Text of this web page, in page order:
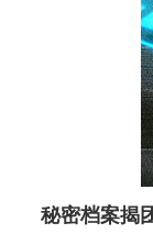
秘密档案揭